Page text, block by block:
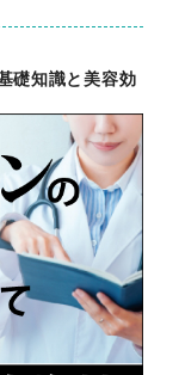
礎知識と美容効